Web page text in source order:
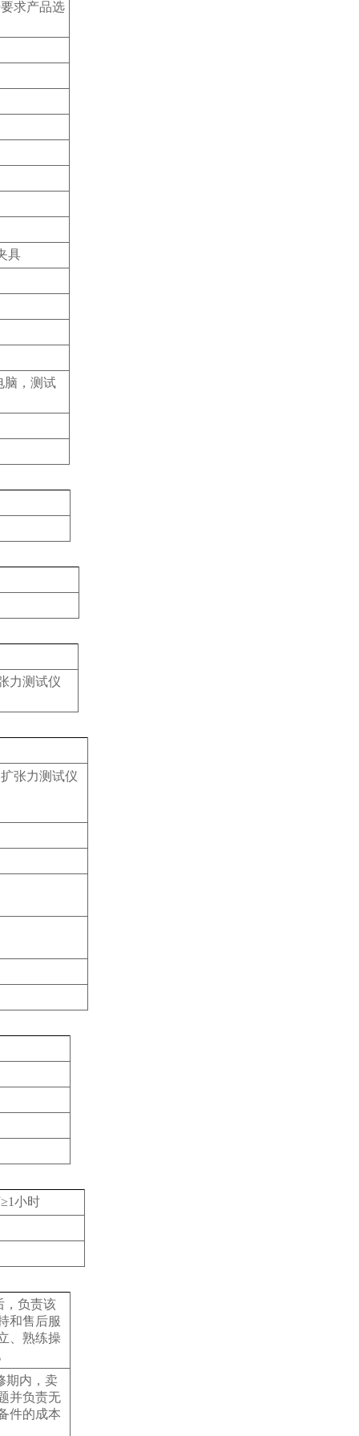
求产品选
具
脑，测试
小时
，负责该
和售后服
、熟练操
期内，卖
并负责无
件的成本